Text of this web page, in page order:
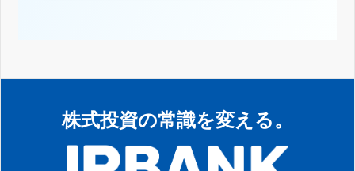
株式投資の常識を変える。